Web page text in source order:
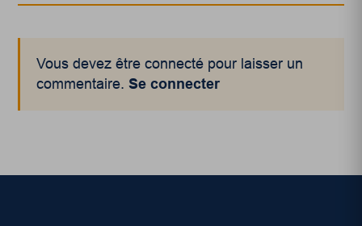
Vous devez être connecté pour laisser un
commentaire.Se connecter